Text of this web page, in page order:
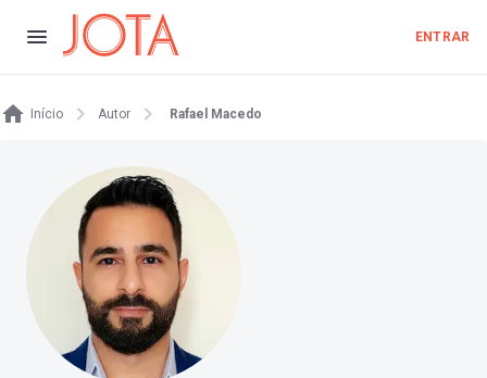
ENTRAR
Início Autor Rafael Macedo